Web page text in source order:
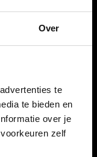
Over
te
te bieden en
over je
zelf